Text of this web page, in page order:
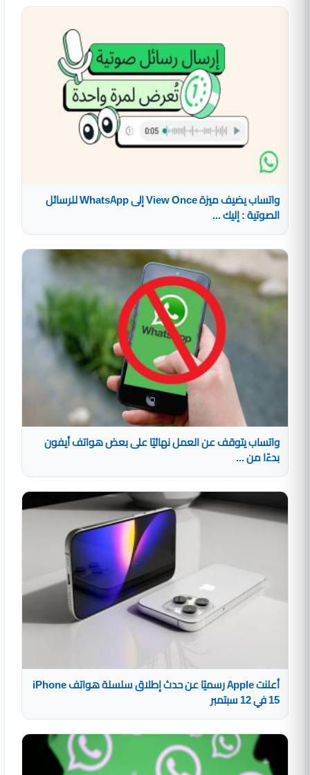
واتساب يضيف ميزة View Once إلى WhatsApp للرسائل
الصوتية : إليك ...
واتساب يتوقف عن العمل نهائيًا على بعض هواتف أيفون
بدءًا من ...
أعلنت Apple رسميًا عن حدث إطلاق سلسلة هواتف iPhone
15 في 12 سبتمبر